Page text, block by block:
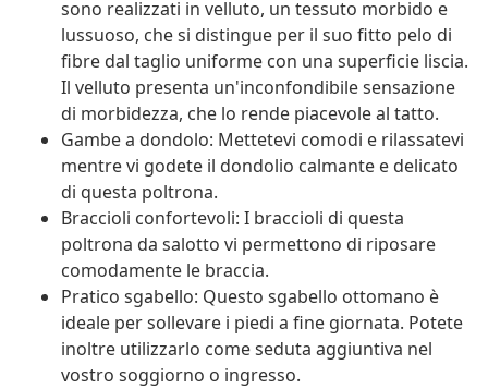
sono realizzati in velluto, un tessuto morbido e
lussuoso, che si distingue per il suo fitto pelo di
fibre dal taglio uniforme con una superficie liscia.
Il velluto presenta un'inconfondibile sensazione
di morbidezza, che lo rende piacevole al tatto.
Gambe a dondolo: Mettetevi comodi e rilassatevi
mentre vi godete il dondolio calmante e delicato
di questa poltrona.
Braccioli confortevoli: I braccioli di questa
poltrona da salotto vi permettono di riposare
comodamente le braccia.
Pratico sgabello: Questo sgabello ottomano è
ideale per sollevare i piedi a fine giornata. Potete
inoltre utilizzarlo come seduta aggiuntiva nel
vostro soggiorno o ingresso.